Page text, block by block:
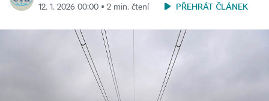
12. 1. 2026 00:00 ▪ 2 min. čtení PŘEHRÁT ČLÁNEK